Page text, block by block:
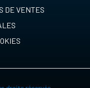
DE VENTES